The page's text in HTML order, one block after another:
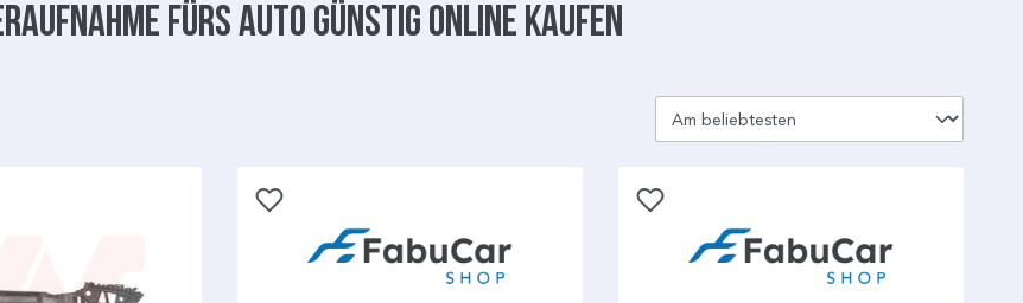
fürs Auto günstig online kaufen